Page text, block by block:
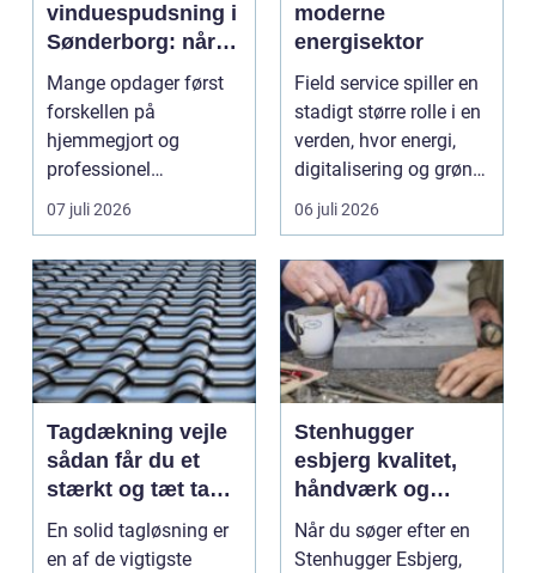
vinduespudsning i
Sønderborg: når
det skal være nemt
Mange opdager først
forskellen på
hjemmegjort og
professionel
vinduespudsning, nå...
07 juli 2026
moderne
energisektor
Field service spiller en
stadigt større rolle i en
verden, hvor energi,
digitalisering og grøn
omsti...
06 juli 2026
Tagdækning vejle
sådan får du et
stærkt og tæt tag i
mange år
En solid tagløsning er
en af de vigtigste
Stenhugger
esbjerg kvalitet,
håndværk og
personlige
løsninger
Når du søger efter en
Stenhugger Esbjerg,